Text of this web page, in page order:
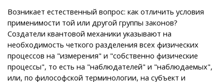
Возникает естественный вопрос: как отличить условия
применимости той или другой группы законов?
Создатели квантовой механики указывают на
необходимость четкого разделения всех физических
процессов на "измерения" и "собственно физические
процессы", то есть на "наблюдателей" и "наблюдаемых",
или, по философской терминологии, на субъект и